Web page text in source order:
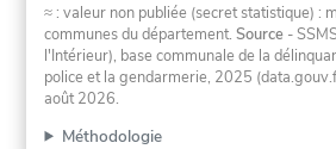
≈ : valeur non publiée (secret statistique) :
communes du département.Source -
l'Intérieur), base communale de la
police et la gendarmerie, 2025
août 2026.
Méthodologie